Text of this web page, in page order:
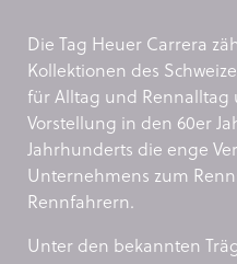
Die Tag Heuer Carrera
Kollektionen des
für Alltag und
Vorstellung in den 60er
Jahrhunderts die enge
Unternehmens zum
Rennfahrern.
Unter den bekannten